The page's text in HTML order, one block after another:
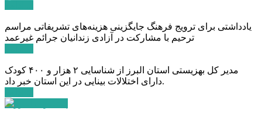
یادداشتی برای ترویج فرهنگ جایگزینی هزینه‌های تشریفاتی مراسم
ترحیم با مشارکت در آزادی زندانیان جرائم غیرعمد
مدیر کل بهزیستی استان البرز از شناسایی ۲ هزار و ۴۰۰ کودک
دارای اختلالات بینایی در این استان خبر داد.